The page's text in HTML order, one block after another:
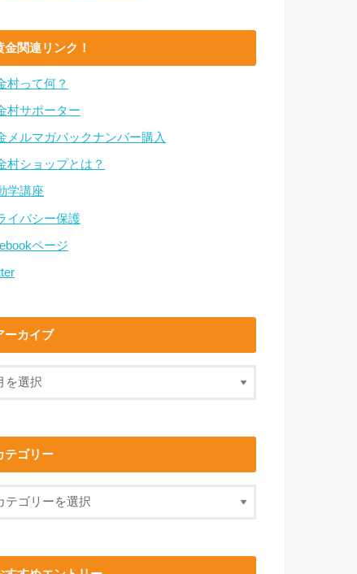
金関連リンク！
村って何？
村サポーター
メルマガバックナンバー購入
村ショップとは？
学講座
イバシー保護
ページ
ーカイブ
テゴリー